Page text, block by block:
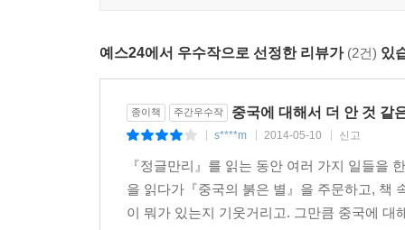
마련해 줄 것이다.
작가의 말
40년이나 앞당겼기 때문이다. 그러나 그건 흔히
그렇듯이.
이제 머지않아 중국이 G1이 되리라는 것을 부
예스24에서 우수작으로 선정한 리뷰가 (2건) 있
종이책 주간우수작 중국에 대해서 더 안 것 같
s****m 2014-05-10 신고
『정글만리』를 읽는 동안 여러 가지 일들을
을 읽다가『중국의 붉은 별』을 주문하고, 책
이 뭐가 있는지 기웃거리고. 그만큼 중국에